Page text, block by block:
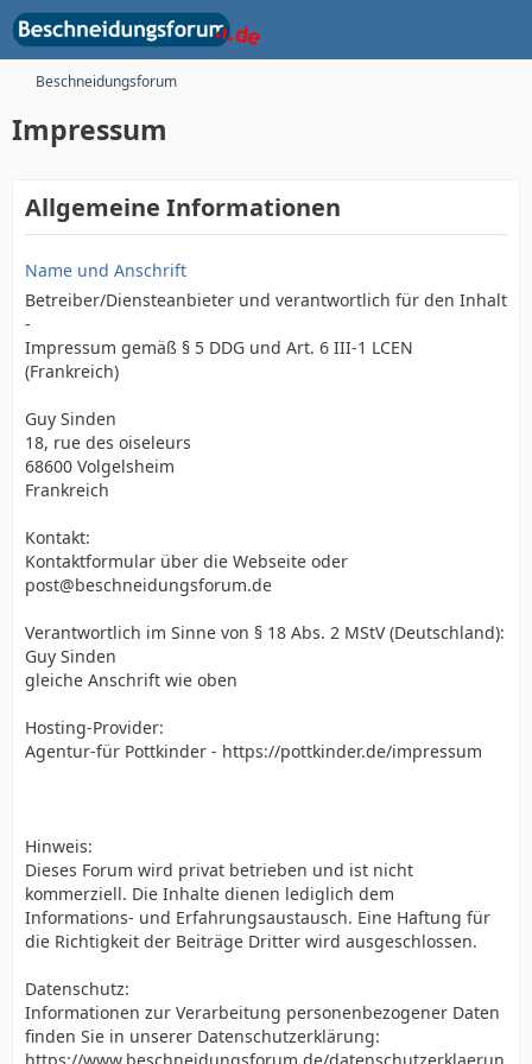
Beschneidungsforum
Impressum
Allgemeine Informationen
Name und Anschrift
Betreiber/Diensteanbieter und verantwortlich für den Inhalt
-
Impressum gemäß § 5 DDG und Art. 6 III-1 LCEN
(Frankreich)
Guy Sinden
18, rue des oiseleurs
68600 Volgelsheim
Frankreich
Kontakt:
Kontaktformular über die Webseite oder
post@beschneidungsforum.de
Verantwortlich im Sinne von § 18 Abs. 2 MStV (Deutschland):
Guy Sinden
gleiche Anschrift wie oben
Hosting-Provider:
Agentur-für Pottkinder - https://pottkinder.de/impressum
Hinweis:
Dieses Forum wird privat betrieben und ist nicht
kommerziell. Die Inhalte dienen lediglich dem
Informations- und Erfahrungsaustausch. Eine Haftung für
die Richtigkeit der Beiträge Dritter wird ausgeschlossen.
Datenschutz:
Informationen zur Verarbeitung personenbezogener Daten
finden Sie in unserer Datenschutzerklärung: